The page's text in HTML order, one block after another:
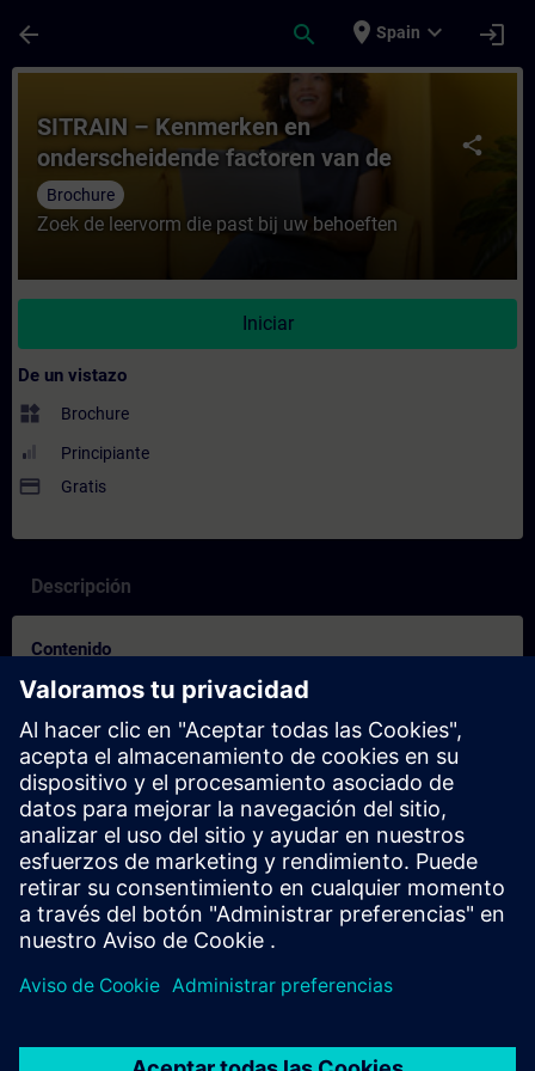
arrow_back search place Spain expand_more login
Curso - SITRAIN – Kenmerken en
share
SITRAIN – Kenmerken en
onderscheidende factoren van de
leervormen
Brochure
Zoek de leervorm die past bij uw behoeften
Iniciar
De un vistazo
widgets Brochure
Principiante
payment Gratis
Descripción
Contenido
SITRAIN – Kenmerken en onderscheidende factoren van de